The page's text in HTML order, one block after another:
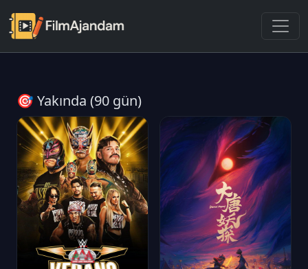
🎯 Yakında (90 gün)